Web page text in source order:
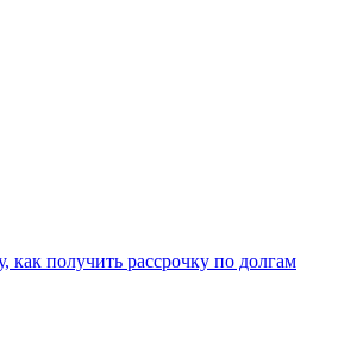
как получить рассрочку по долгам